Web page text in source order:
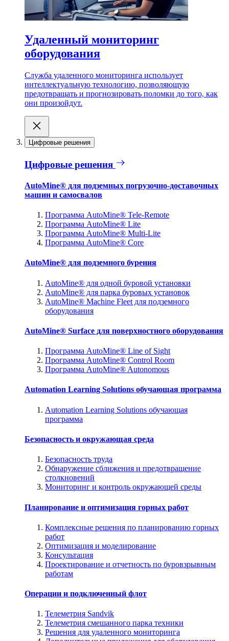
Удаленный мониторинг
оборудования
Служба удаленного мониторинга использует
интеллектуальную технологию, позволяющую
предотвращать и прогнозировать поломки до того, как
они произойдут.
Цифровые решения
Цифровые решения
AutoMine® для подземных погрузочно-доставочных
машин и самосвалов
Программа AutoMine® Tele-Remote
Программа AutoMine® Lite
Программа AutoMine® Multi-Lite
Программа AutoMine® Core
AutoMine® для подземного бурения
AutoMine® для одной буровой установки
AutoMine® для парка буровых установок
AutoMine® Machine Fleet для подземного
оборудования
AutoMine® Surface для поверхностного оборудования
Программа AutoMine® Line of Sight
Программа AutoMine® Control Room
Программа AutoMine® Autonomous
Automation Learning Solutions обучающая программа
Automation Learning Solutions обучающая
программа
Безопасность и окружающая среда
Безопасность труда
Обнаружение сближения и предотвращение
столкновений
Мониторинг и контроль окружающей среды
Планирование и оптимизация горных работ
Комплексные решения по планированию горных
работ
Оптимизация и моделирование
Консультация
Проектирование и отчетность по буровзрывным
работам
Операции и подключенный флот
Телеметрия Sandvik
Телеметрия смешанного парка техники
Решения для удаленного мониторинга